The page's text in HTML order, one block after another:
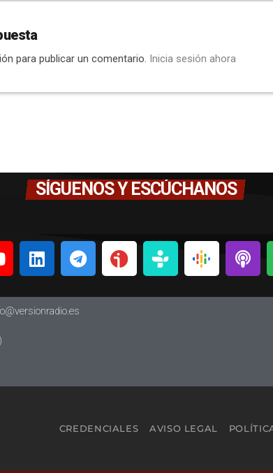
para publicar un comentario. Inicia sesión ahora
SÍGUENOS Y ESCÚCHANOS
CREDENCIALES AVISO LEGAL